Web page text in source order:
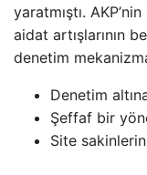
yaratmıştı.
aidat artışlarının
denetim
Denetim
Şeffaf bir
Site